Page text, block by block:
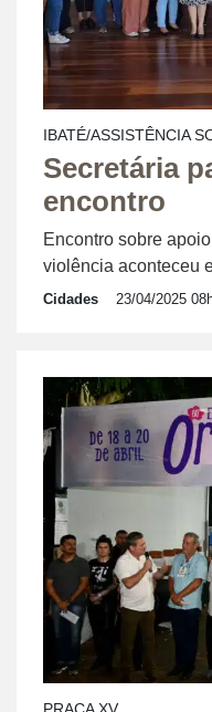
IBATÉ/ASSISTÊNCIA
Secretária
encontro
Encontro sobre
violência aconteceu
Cidades 23/04/2025